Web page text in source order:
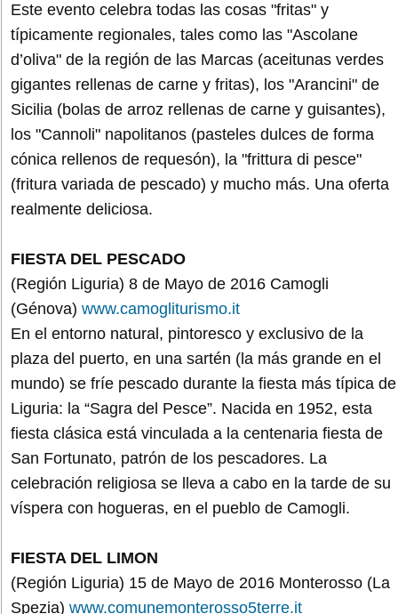
Este evento celebra todas las cosas "fritas" y
típicamente regionales, tales como las "Ascolane
d’oliva" de la región de las Marcas (aceitunas verdes
gigantes rellenas de carne y fritas), los "Arancini" de
Sicilia (bolas de arroz rellenas de carne y guisantes),
los "Cannoli" napolitanos (pasteles dulces de forma
cónica rellenos de requesón), la "frittura di pesce"
(fritura variada de pescado) y mucho más. Una oferta
realmente deliciosa.
FIESTA DEL PESCADO
(Región Liguria) 8 de Mayo de 2016 Camogli
(Génova) www.camogliturismo.it
En el entorno natural, pintoresco y exclusivo de la
plaza del puerto, en una sartén (la más grande en el
mundo) se fríe pescado durante la fiesta más típica de
Liguria: la “Sagra del Pesce”. Nacida en 1952, esta
fiesta clásica está vinculada a la centenaria fiesta de
San Fortunato, patrón de los pescadores. La
celebración religiosa se lleva a cabo en la tarde de su
víspera con hogueras, en el pueblo de Camogli.
FIESTA DEL LIMON
(Región Liguria) 15 de Mayo de 2016 Monterosso (La
Spezia) www.comunemonterosso5terre.it